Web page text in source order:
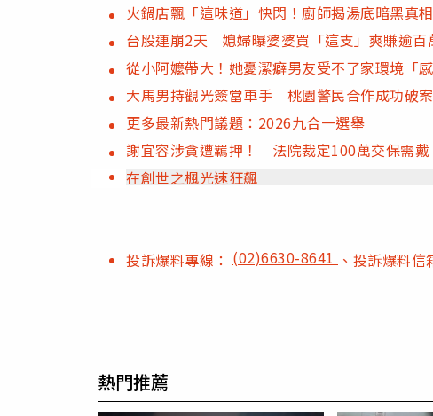
火鍋店飄「這味道」快閃！廚師揭湯底暗黑
台股連崩2天 媳婦曝婆婆買「這支」爽賺逾百
從小阿嬤帶大！她憂潔癖男友受不了家環境
大馬男持觀光簽當車手 桃園警民合作成功破案
更多最新熱門議題：2026九合一選舉
謝宜容涉貪遭羈押！ 法院裁定100萬交保需
在創世之楓光速狂飆
投訴爆料專線： (02)6630-8641 、投訴爆料
熱門推薦